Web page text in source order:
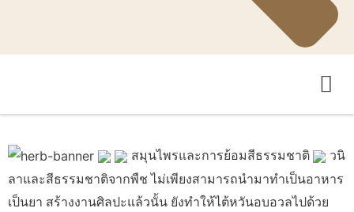
สมุนไพรและการย้อมสีธรรมชาติ
วนิ
ลาและสีธรรมชาติจากพืช ไม่เพียงสามารถนำมาทำเป็นอาหาร
เป็นยา สร้างงานศิลปะแล้วนั้น ยังทำให้ไต้หวันอบอวลไปด้วย